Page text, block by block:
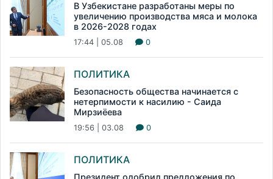
В Узбекистане разработаны меры по
увеличению производства мяса и молока
в 2026-2028 годах
17:44 | 05.08 0
ПОЛИТИКА
Безопасность общества начинается с
нетерпимости к насилию - Саида
Мирзиёева
19:56 | 03.08 0
ПОЛИТИКА
Президент одобрил предложения по